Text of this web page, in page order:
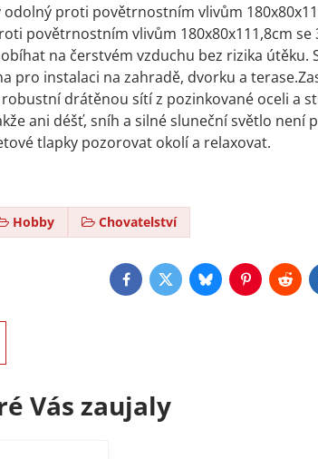
odolný proti povětrnostním vlivům
povětrnostním vlivům 180x80x111,8cm
na čerstvém vzduchu bez rizika útěku.
pro instalaci na zahradě, dvorku a
drátěnou sítí z pozinkované oceli a
ani déšť, sníh a silné sluneční světlo není
tlapky pozorovat okolí a relaxovat.
Hobby Chovatelství
FacebookTwitterBlueskyPinterest
Vás zaujaly